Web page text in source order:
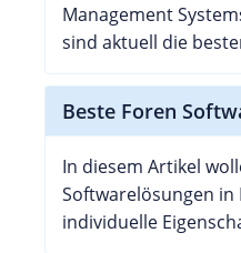
Management
sind aktuell die
Beste Foren
In diesem Artikel
Softwarelösungen
individuelle